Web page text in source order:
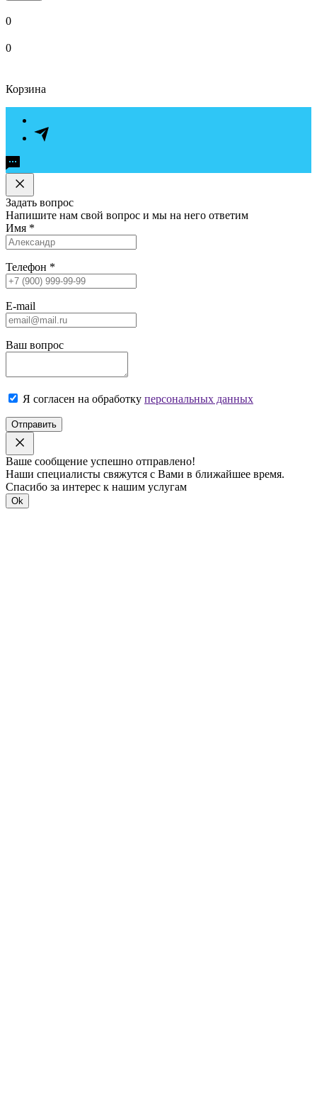
0
0
Корзина
Задать вопрос
Напишите нам свой вопрос и мы на него ответим
Имя *
Телефон *
E-mail
Ваш вопрос
Я согласен на обработку персональных данных
Отправить
Ваше сообщение успешно отправлено!
Наши специалисты свяжутся с Вами в ближайшее время.
Спасибо за интерес к нашим услугам
Ok